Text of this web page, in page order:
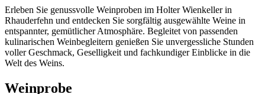
Erleben Sie genussvolle Weinproben im Holter Wienkeller in
Rhauderfehn und entdecken Sie sorgfältig ausgewählte Weine in
entspannter, gemütlicher Atmosphäre. Begleitet von passenden
kulinarischen Weinbegleitern genießen Sie unvergessliche Stunden
voller Geschmack, Geselligkeit und fachkundiger Einblicke in die
Welt des Weins.
Weinprobe